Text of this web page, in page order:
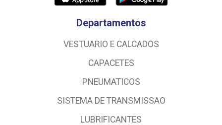
Departamentos
VESTUARIO E CALCADOS
CAPACETES
PNEUMATICOS
SISTEMA DE TRANSMISSAO
LUBRIFICANTES